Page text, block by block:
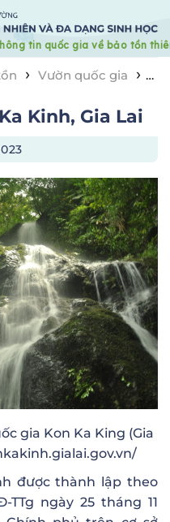
› Vườn quốc gia ›
Kinh, Gia Lai
gia Kon Ka King (Gia
được thành lập theo
TTg ngày 25 tháng 11